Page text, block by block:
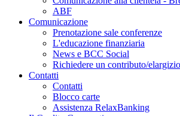
ABF
Comunicazione
Prenotazione sale conferenze
L'educazione finanziaria
News e BCC Social
Richiedere un contributo/
Contatti
Contatti
Blocco carte
Assistenza RelaxBanking